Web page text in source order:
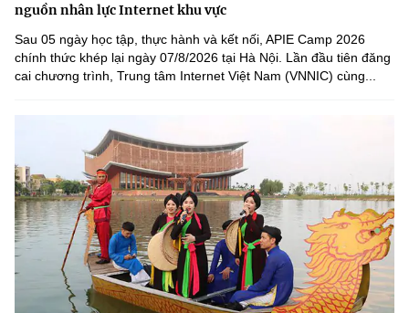
nguồn nhân lực Internet khu vực
Sau 05 ngày học tập, thực hành và kết nối, APIE Camp 2026
chính thức khép lại ngày 07/8/2026 tại Hà Nội. Lần đầu tiên đăng
cai chương trình, Trung tâm Internet Việt Nam (VNNIC) cùng...